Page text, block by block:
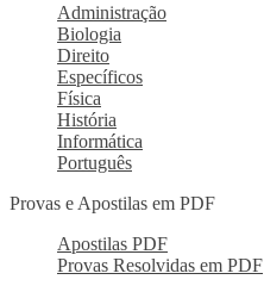
Administração
Biologia
Direito
Específicos
Física
História
Informática
Português
Provas e Apostilas em PDF
Apostilas PDF
Provas Resolvidas em PDF